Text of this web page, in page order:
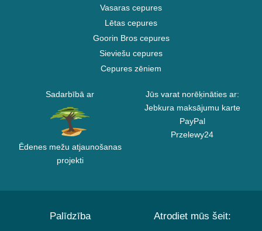
Vasaras cepures
Lētas cepures
Goorin Bros cepures
Sieviešu cepures
Cepures zēniem
Sadarbībā ar
Ēdenes mežu atjaunošanas
projekti
Jūs varat norēķināties ar:
Jebkura maksājumu karte
PayPal
Przelewy24
Palīdzība Atrodiet mūs šeit: